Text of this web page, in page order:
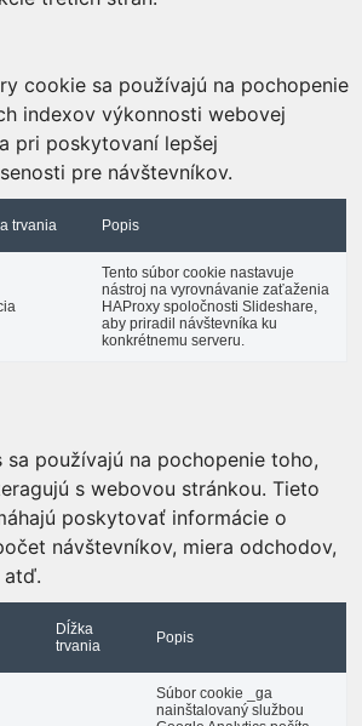
cookie sa používajú na pochopenie
indexov výkonnosti webovej
pri poskytovaní lepšej
pre návštevníkov.
trvania Popis
Tento súbor cookie nastavuje
nástroj na vyrovnávanie zaťaženia
HAProxy spoločnosti Slideshare,
aby priradil návštevníka ku
konkrétnemu serveru.
používajú na pochopenie toho,
s webovou stránkou. Tieto
poskytovať informácie o
návštevníkov, miera odchodov,
atď.
Dĺžka
trvania
Popis
Súbor cookie _ga
nainštalovaný službou